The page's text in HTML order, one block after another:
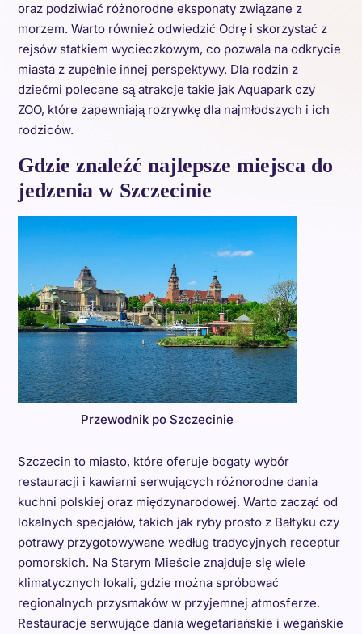
oraz podziwiać różnorodne eksponaty związane z
morzem. Warto również odwiedzić Odrę i skorzystać z
rejsów statkiem wycieczkowym, co pozwala na odkrycie
miasta z zupełnie innej perspektywy. Dla rodzin z
dziećmi polecane są atrakcje takie jak Aquapark czy
ZOO, które zapewniają rozrywkę dla najmłodszych i ich
rodziców.
Gdzie znaleźć najlepsze miejsca do
jedzenia w Szczecinie
Przewodnik po Szczecinie
Szczecin to miasto, które oferuje bogaty wybór
restauracji i kawiarni serwujących różnorodne dania
kuchni polskiej oraz międzynarodowej. Warto zacząć od
lokalnych specjałów, takich jak ryby prosto z Bałtyku czy
potrawy przygotowywane według tradycyjnych receptur
pomorskich. Na Starym Mieście znajduje się wiele
klimatycznych lokali, gdzie można spróbować
regionalnych przysmaków w przyjemnej atmosferze.
Restauracje serwujące dania wegetariańskie i wegańskie